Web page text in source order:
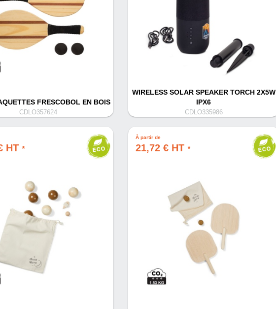
FRESCOBOL EN BOIS
CDLO357624
WIRELESS SOLAR SPEAKER TORCH 2X5W
IPX6
CDLO335986
HT *
À partir de
21,72 € HT *